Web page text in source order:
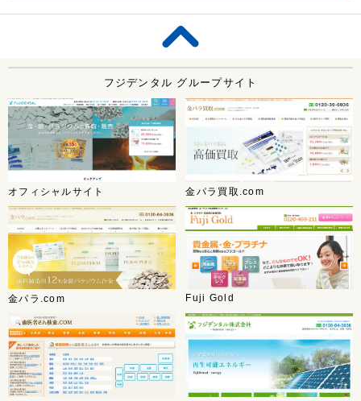
フジデンタル グループサイト
オフィシャルサイト 金パラ買取.com
金パラ.com Fuji Gold